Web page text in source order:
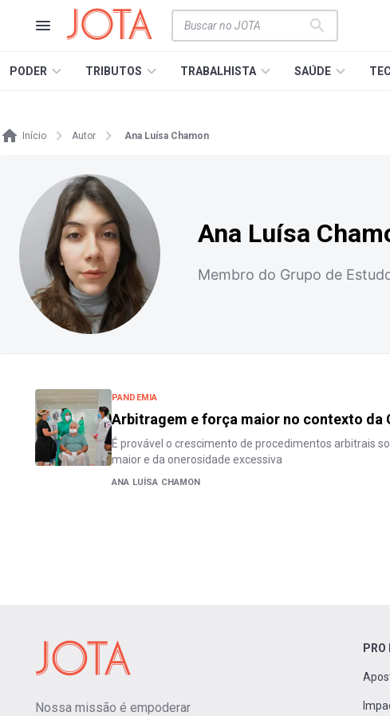
PODER TRIBUTOS TRABALHISTA SAÚDE
Início Autor Ana Luísa Chamon
Ana Luísa
Membro do Grupo de
PANDEMIA
Arbitragem e força maior no contexto da
É provável o crescimento de procedimentos arbitrais
maior e da onerosidade excessiva
ANA LUÍSA CHAMON
Nossa missão é empoderar
PRO